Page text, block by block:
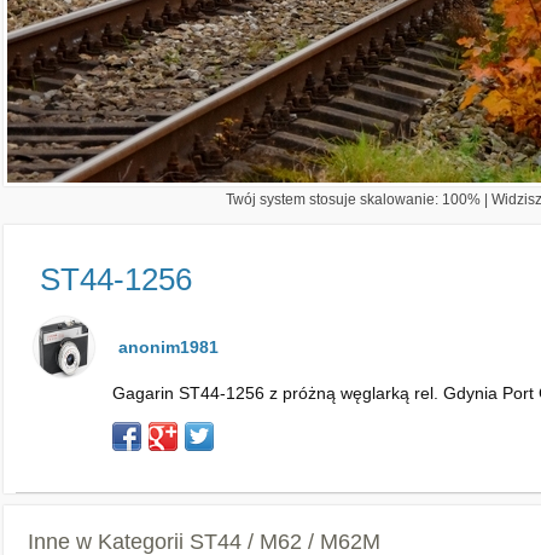
Twój system stosuje skalowanie: 100% |
ST44-1256
anonim1981
Gagarin ST44-1256 z próżną węglarką rel. Gdynia
Inne w Kategorii ST44 / M62 / M62M